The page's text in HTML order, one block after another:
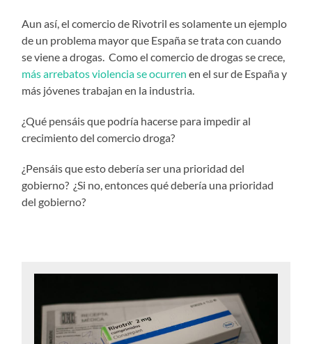
Aun así, el comercio de Rivotril es solamente un ejemplo
de un problema mayor que España se trata con cuando
se viene a drogas. Como el comercio de drogas se crece,
más arrebatos violencia se ocurren en el sur de España y
más jóvenes trabajan en la industria.
¿Qué pensáis que podría hacerse para impedir al
crecimiento del comercio droga?
¿Pensáis que esto debería ser una prioridad del
gobierno? ¿Si no, entonces qué debería una prioridad
del gobierno?